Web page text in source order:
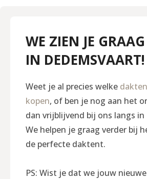
WE ZIEN JE
IN DEDEMSVAART!
Weet je al precies welke
kopen, of ben je nog aan het
dan vrijblijvend bij ons langs in
We helpen je graag verder bij
de perfecte daktent.
PS: Wist je dat we jouw